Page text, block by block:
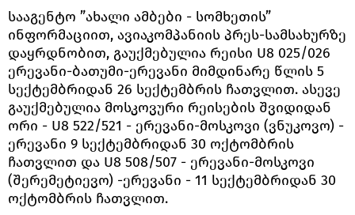
სააგენტო ”ახალი ამბები - სომხეთის”
ინფორმაციით, ავიაკომპანიის პრეს-სამსახურზე
დაყრდნობით, გაუქმებულია რეისი U8 025/026
ერევანი-ბათუმი-ერევანი მიმდინარე წლის 5
სექტემბრიდან 26 სექტემბრის ჩათვლით. ასევე
გაუქმებულია მოსკოვური რეისების შვიდიდან
ორი - U8 522/521 - ერევანი-მოსკოვი (ვნუკოვო) -
ერევანი 9 სექტემბრიდან 30 ოქტომბრის
ჩათვლით და U8 508/507 - ერევანი-მოსკოვი
(შერემეტიევო) -ერევანი - 11 სექტემბრიდან 30
ოქტომბრის ჩათვლით.